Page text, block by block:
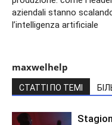
aziendali stanno
l’intelligenza artificiale
maxwelhelp
СТАТТІ ПО ТЕМІ